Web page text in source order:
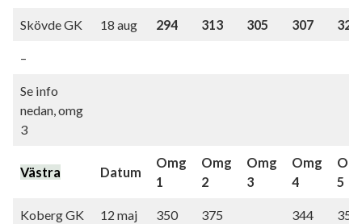
Skövde GK 18 aug 294 313 305 307 324
–
Se info
nedan, omg
3
Västra Datum
Omg
1
Omg
2
Omg
3
Omg
4
5
Koberg GK 12 maj 350 375 344 353